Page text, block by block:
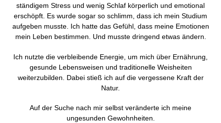
ständigem Stress und wenig Schlaf körperlich und emotional
erschöpft. Es wurde sogar so schlimm, dass ich mein Studium
aufgeben musste. Ich hatte das Gefühl, dass meine Emotionen
mein Leben bestimmen. Und musste dringend etwas ändern.
Ich nutzte die verbleibende Energie, um mich über Ernährung,
gesunde Lebensweisen und traditionelle Weisheiten
weiterzubilden. Dabei stieß ich auf die vergessene Kraft der
Natur.
Auf der Suche nach mir selbst veränderte ich meine
ungesunden Gewohnheiten.